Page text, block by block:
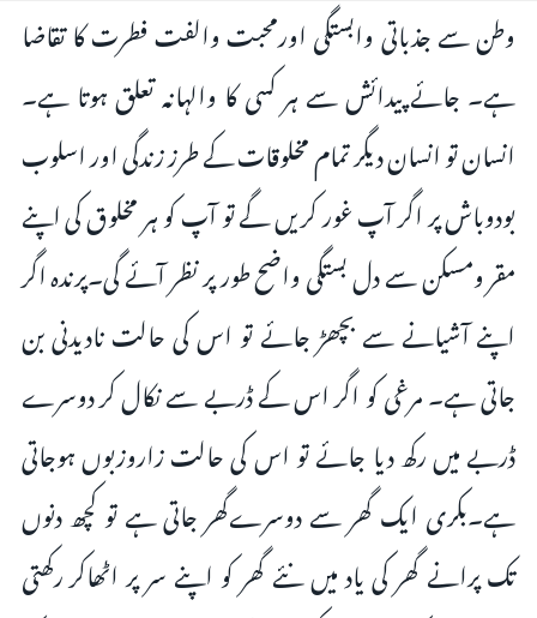
وطن سے جذباتی وابستگی اورمحبت والفت فطرت کا تقاضا
ہے۔ جائے پیدائش سے ہر کسی کا والہانہ تعلق ہوتا ہے۔
انسان تو انسان دیگر تمام مخلوقات کے طرز زندگی اور اسلوب
بودوباش پر اگر آپ غور کریں گے تو آپ کو ہر مخلوق کی اپنے
مقر ومسکن سے دل بستگی واضح طور پر نظر آئے گی۔پرندہ اگر
اپنے آشیانے سے بچھڑ جائے تو اس کی حالت نادیدنی بن
جاتی ہے۔ مرغی کو اگر اس کے ڈربے سے نکال کر دوسرے
ڈربے میں رکھ دیا جائے تو اس کی حالت زاروزبوں ہوجاتی
ہے۔بکری ایک گھر سے دوسرےگھر جاتی ہے تو کچھ دنوں
تک پرانے گھر کی یاد میں نئے گھر کو اپنے سر پر اٹھاکر رکھتی